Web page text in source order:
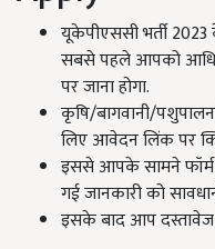
यूकेपीएससी भर्ती
सबसे पहले आपको
पर जाना होगा.
कृषि/बागवानी/
लिए आवेदन लिंक पर
इससे आपके सामने
गई जानकारी को
इसके बाद आप